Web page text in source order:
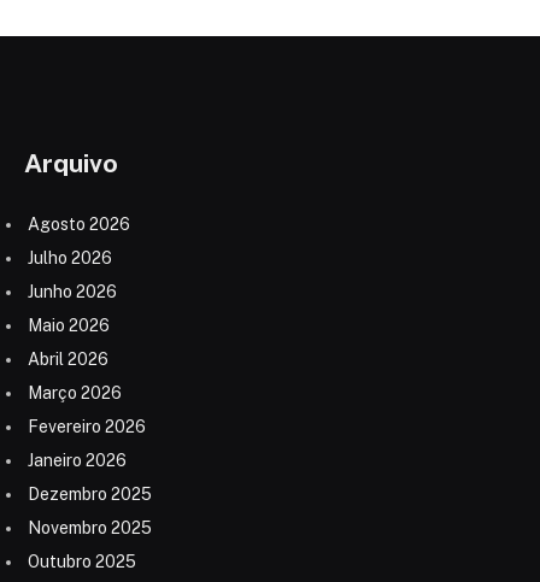
Arquivo
Agosto 2026
Julho 2026
Junho 2026
Maio 2026
Abril 2026
Março 2026
Fevereiro 2026
Janeiro 2026
Dezembro 2025
Novembro 2025
Outubro 2025